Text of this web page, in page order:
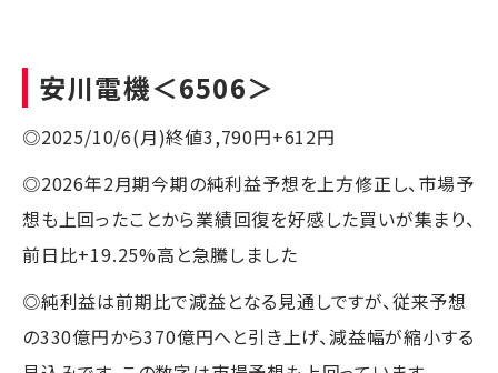
安川電機＜6506＞
◎2025/10/6(月)終値3,790円+612円
◎2026年2月期今期の純利益予想を上方修正し、市場予
想も上回ったことから業績回復を好感した買いが集まり、
前日比+19.25%高と急騰しました
◎純利益は前期比で減益となる見通しですが、従来予想
の330億円から370億円へと引き上げ、減益幅が縮小する